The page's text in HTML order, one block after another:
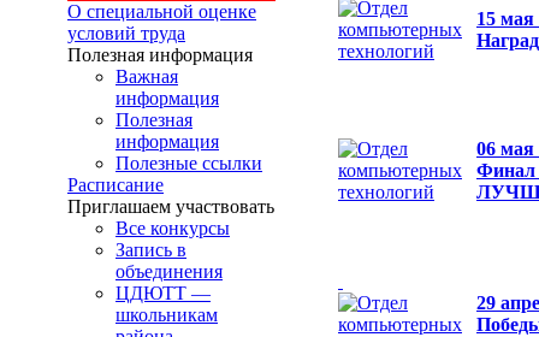
О специальной оценке
условий труда
Полезная информация
Важная
информация
Полезная
информация
Полезные ссылки
Расписание
Приглашаем участвовать
Все конкурсы
Запись в
объединения
ЦДЮТТ —
школьникам
15 мая
06 мая
Финал
29